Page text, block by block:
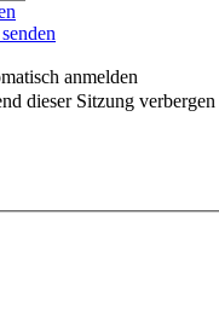
anmelden
dieser Sitzung verbergen